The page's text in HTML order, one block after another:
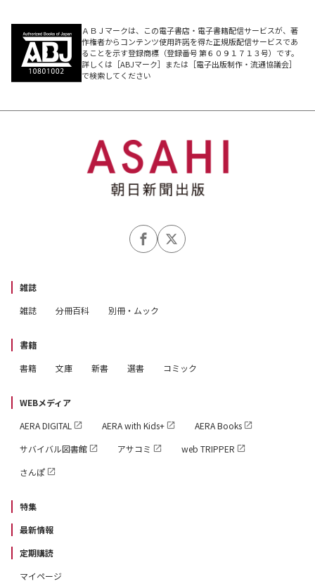
ＡＢＪマークは、この電子書店・電子書籍配信サービスが、著
作権者からコンテンツ使用許諾を得た正規版配信サービスであ
ることを示す登録商標（登録番号 第６０９１７１３号）です。
詳しくは［ABJマーク］または［電子出版制作・流通協議会］
で検索してください
雑誌
雑誌
分冊百科 別冊・ムック
書籍
書籍
文庫 新書 選書 コミック
WEBメディア
AERA DIGITAL
AERA with Kids+
AERA Books
サバイバル図書館
アサコミ
web TRIPPER
さんぽ
特集
最新情報
定期購読
マイページ